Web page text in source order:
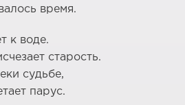
время.
к воде.
старость.
судьбе,
парус.